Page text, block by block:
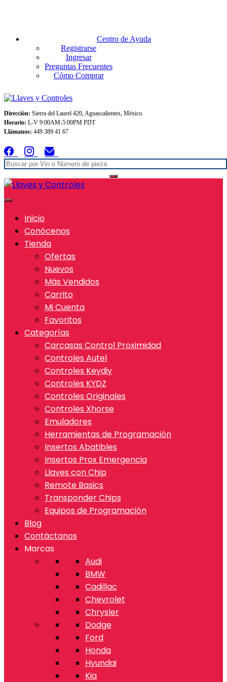
Centro de Ayuda
Registrarse
Ingresar
Preguntas Frecuentes
Cómo Comprar
Dirección: Sierra del Laurel 420, Aguascalientes, México
Horario: L-V 9:00AM-5:00PM PDT
Llámanos: 449 389 41 67
Inicio
Conócenos
Tienda
Ofertas
Nuevos
Más Vendidos
Carrito
Mi Cuenta
Favoritos
Categorías
Carcasas Control Proximidad
Controles Autel
Controles Keydiy
Controles KYDZ
Controles Originales
Controles Xhorse
Emuladores
Herramientas de Programación
Insertos Abatibles
Insertos Prox Emergencia
Llaves con Chip
Remote Basics
Transponder Chips
Equipos de Programación
Blog
Contáctanos
Marcas
Audi
BMW
Cadillac
Chevrolet
Chrysler
Dodge
Ford
Honda
Hyundai
Kia